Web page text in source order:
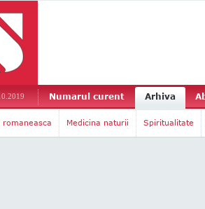
Numarul curent Arhiva
romaneasca Medicina naturii Spiritualitate